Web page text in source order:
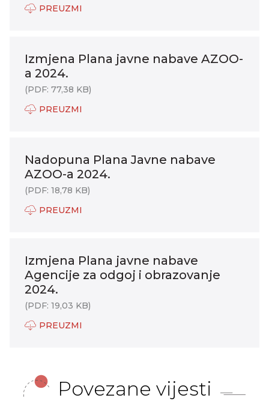
PREUZMI
Izmjena Plana javne nabave AZOO-
a 2024.
(PDF: 77,38 KB)
PREUZMI
Nadopuna Plana Javne nabave
AZOO-a 2024.
(PDF: 18,78 KB)
PREUZMI
Izmjena Plana javne nabave
Agencije za odgoj i obrazovanje
2024.
(PDF: 19,03 KB)
PREUZMI
Povezane vijesti